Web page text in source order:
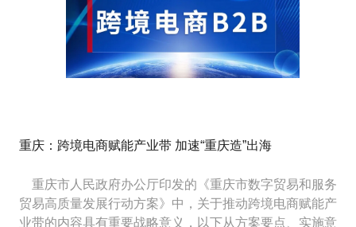
重庆：跨境电商赋能产业带 加速“重庆造”出海
重庆市人民政府办公厅印发的《重庆市数字贸易和服务
贸易高质量发展行动方案》中，关于推动跨境电商赋能产
业带的内容具有重要战略意义，以下从方案要点、实施意